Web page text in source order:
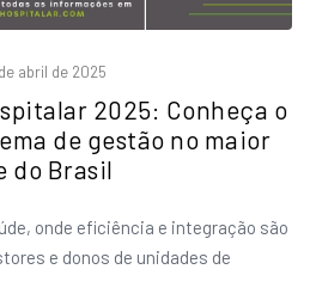
abril de 2025
2025: Conheça o
de gestão no maior
do Brasil
onde eficiência e integração são
e donos de unidades de